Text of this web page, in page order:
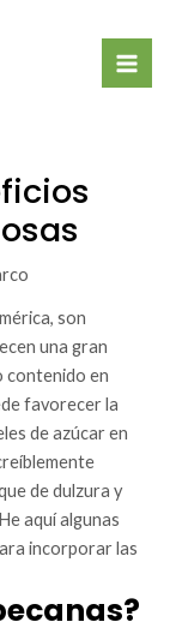
son
una gran
contenido en
favorecer la
de azúcar en
de dulzura y
aquí algunas
incorporar las